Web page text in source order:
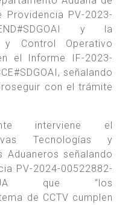
PV-2023-
y la
y Control Operativo
el Informe IF-2023-
señalando
con el trámite
interviene el
Tecnologías y
Aduaneros señalando
PV-2024-00522882-
que “los
de CCTV cumplen